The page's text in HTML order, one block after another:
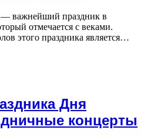
важнейший праздник в
отмечается с веками.
этого праздника является…
Дня
концерты